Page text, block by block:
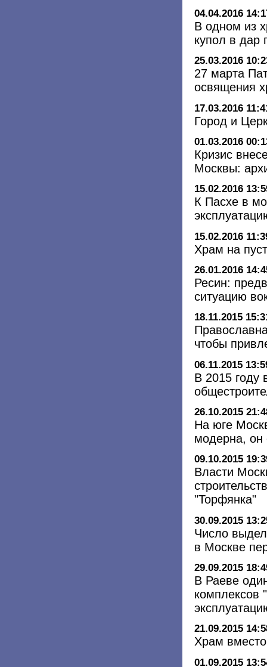
04.04.2016
В одном из
купол в дар
25.03.2016
27 марта
освящения
17.03.2016
Город и
01.03.2016
Кризис
Москвы:
15.02.2016
К Пасхе в
15.02.2016
Храм на
26.01.2016
Ресин:
ситуацию
18.11.2015
чтобы
06.11.2015
В 2015 году
26.10.2015
На юге
модерна, он
09.10.2015
Власти
"Торфянка"
30.09.2015
Число
в Москве
29.09.2015
В Раеве
комплексов
21.09.2015
Храм
01.09.2015